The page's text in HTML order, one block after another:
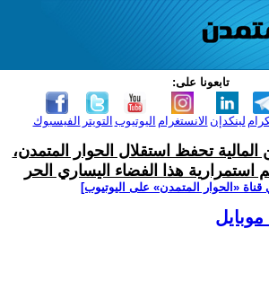
تابعونا على:
الفيسبوك التويتر اليوتيوب الانستغرام لينكدإن
المالية تحفظ استقلال الحوار المتمدن،
هذا الفضاء اليساري الحر
‫«الحوار المتمدن» على اليوتيوب]
موبايل